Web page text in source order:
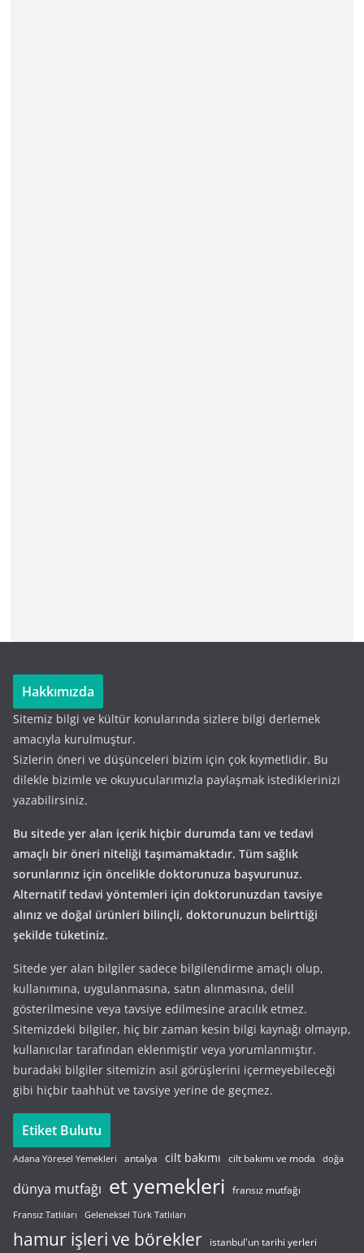
Hakkımızda
Sitemiz bilgi ve kültür konularında sizlere bilgi derlemek
amacıyla kurulmuştur.
Sizlerin öneri ve düşünceleri bizim için çok kıymetlidir. Bu
dilekle bizimle ve okuyucularımızla paylaşmak istediklerinizi
yazabilirsiniz.
Bu sitede yer alan içerik hiçbir durumda tanı ve tedavi
amaçlı bir öneri niteliği taşımamaktadır. Tüm sağlık
sorunlarınız için öncelikle doktorunuza başvurunuz.
Alternatif tedavi yöntemleri için doktorunuzdan tavsiye
alınız ve doğal ürünleri bilinçli, doktorunuzun belirttiği
şekilde tüketiniz.
Sitede yer alan bilgiler sadece bilgilendirme amaçlı olup,
kullanımına, uygulanmasına, satın alınmasına, delil
gösterilmesine veya tavsiye edilmesine aracılık etmez.
Sitemizdeki bilgiler, hiç bir zaman kesin bilgi kaynağı olmayıp,
kullanıcılar tarafından eklenmiştir veya yorumlanmıştır.
buradaki bilgiler sitemizin asıl görüşlerini içermeyebileceği
gibi hiçbir taahhüt ve tavsiye yerine de geçmez.
Etiket Bulutu
Adana Yöresel Yemekleri antalya cilt bakımı cilt bakımı ve moda doğa
dünya mutfağı et yemekleri fransız mutfağı
Fransız Tatlıları Geleneksel Türk Tatlıları
hamur işleri ve börekler istanbul'un tarihi yerleri